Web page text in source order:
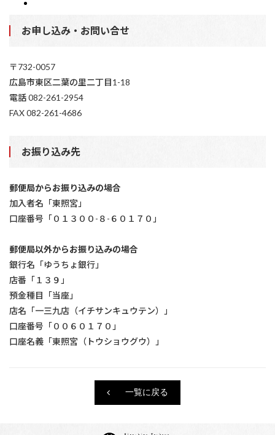
お申し込み・お問い合せ
〒732-0057
広島市東区二葉の里二丁目1-18
電話 082-261-2954
FAX 082-261-4686
お振り込み先
郵便局からお振り込みの場合
加入者名「東照宮」
口座番号「０１３００-８-６０１７０」
郵便局以外からお振り込みの場合
銀行名「ゆうちょ銀行」
店番「１３９」
預金種目「当座」
店名「一三九店（イチサンキュウテン）」
口座番号「００６０１７０」
口座名義「東照宮（トウショウグウ）」
一覧に戻る